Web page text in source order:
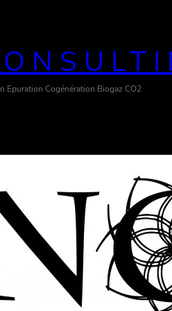
Epuration Cogénération Biogaz CO2